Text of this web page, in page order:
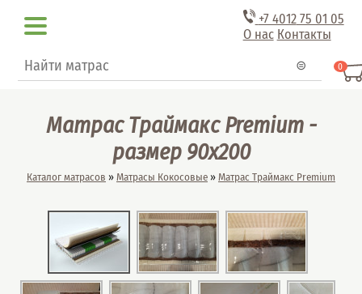
+7 401275 01 05
О нас Контакты
Форма поиска
Поиск 0
Матрас Траймакс Premium -
размер 90x200
Вы здесь
Каталог матрасов » Матрасы Кокосовые » Матрас Траймакс Premium